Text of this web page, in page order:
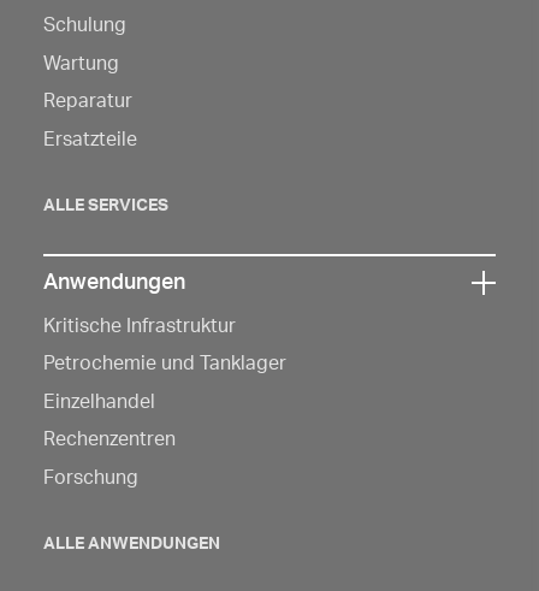
hier,
um
die
Schulung
Wartung
Reparatur
Ersatzteile
ALLE SERVICES
Sie
hier,
um
die
Anwendungen
Kritische Infrastruktur
Petrochemie und Tanklager
Einzelhandel
Rechenzentren
Forschung
ALLE ANWENDUNGEN